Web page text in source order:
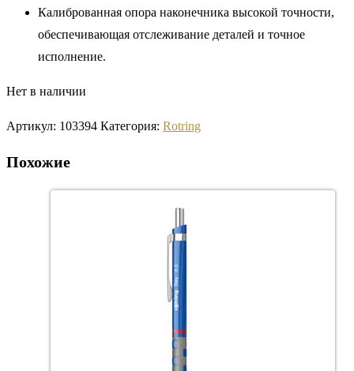
Калиброванная опора наконечника высокой точности,
обеспечивающая отслеживание деталей и точное
исполнение.
Нет в наличии
Артикул: 103394 Категория: Rotring
Похожие